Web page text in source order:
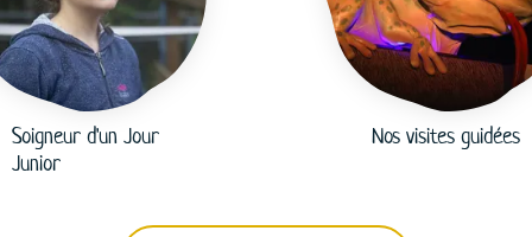
Soigneur d'un Jour
Junior
Nos visites guidées